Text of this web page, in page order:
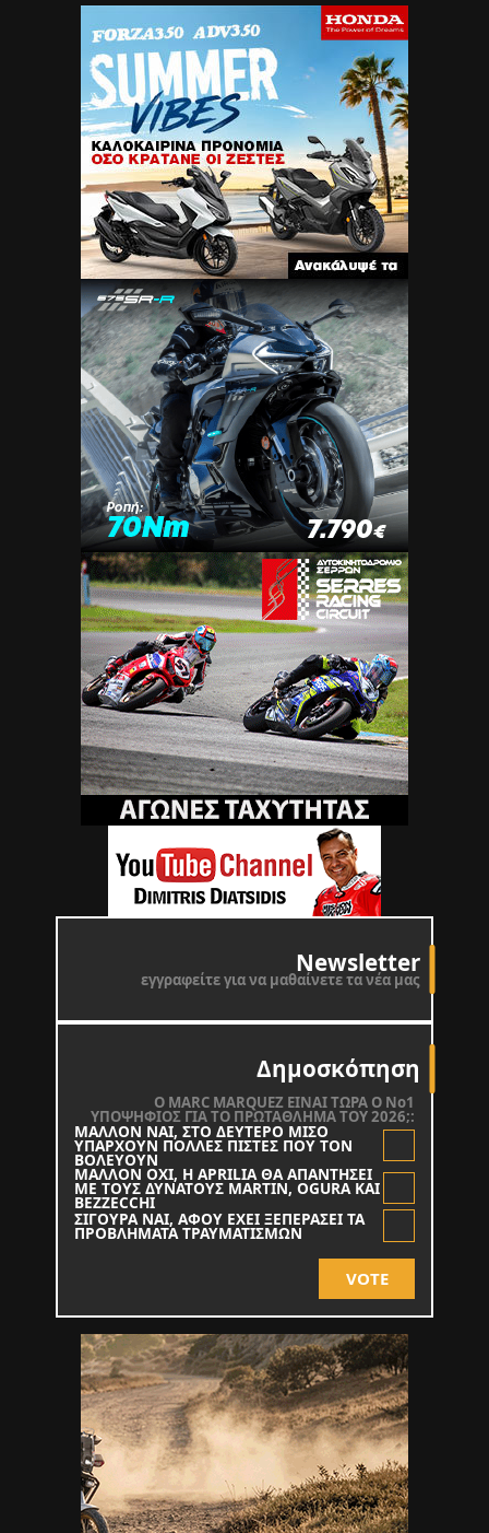
Newsletter
εγγραφείτε για να μαθαίνετε τα νέα μας
Δημοσκόπηση
O MARC MARQUEZ ΕΙΝΑΙ ΤΩΡΑ Ο Νο1
ΥΠΟΨΗΦΙΟΣ ΓΙΑ ΤΟ ΠΡΩΤΑΘΛΗΜΑ ΤΟΥ 2026;:
ΜΑΛΛΟΝ ΝΑΙ, ΣΤΟ ΔΕΥΤΕΡΟ ΜΙΣΟ
ΥΠΑΡΧΟΥΝ ΠΟΛΛΕΣ ΠΙΣΤΕΣ ΠΟΥ ΤΟΝ
ΒΟΛΕΥΟΥΝ
ΜΑΛΛΟΝ ΟΧΙ, Η APRILIA ΘΑ ΑΠΑΝΤΗΣΕΙ
ΜΕ ΤΟΥΣ ΔΥΝΑΤΟΥΣ MARTIN, OGURA KAI
BEZZECCHI
ΣΙΓΟΥΡΑ ΝΑΙ, ΑΦΟΥ ΕΧΕΙ ΞΕΠΕΡΑΣΕΙ ΤΑ
ΠΡΟΒΛΗΜΑΤΑ ΤΡΑΥΜΑΤΙΣΜΩΝ
VOTE